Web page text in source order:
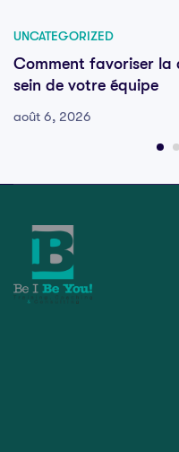
UNCATEGORIZED
Comment favoriser la
sein de votre équipe
août 6, 2026